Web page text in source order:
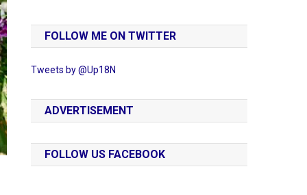
FOLLOW ME ON TWITTER
Tweets by @Up18N
ADVERTISEMENT
FOLLOW US FACEBOOK